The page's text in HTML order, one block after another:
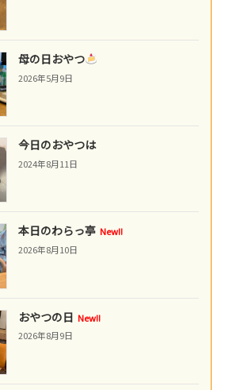
母の日おやつ
2026年5月9日
今日のおやつは
2024年8月11日
本日のわらっ亭 New!!
2026年8月10日
おやつの日 New!!
2026年8月9日